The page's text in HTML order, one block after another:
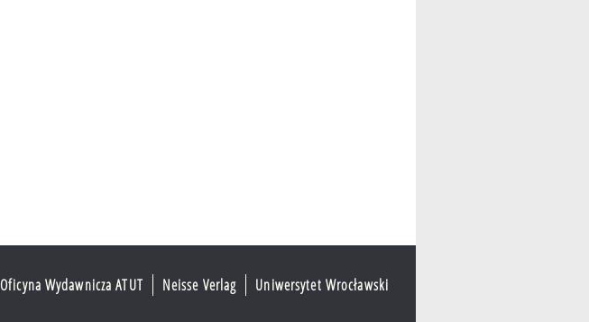
Oficyna Wydawnicza ATUT Neisse Verlag Uniwersytet Wrocławski